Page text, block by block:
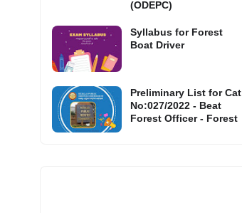
(ODEPC)
Syllabus for Forest
Boat Driver
Preliminary List for Cat
No:027/2022 - Beat
Forest Officer - Forest